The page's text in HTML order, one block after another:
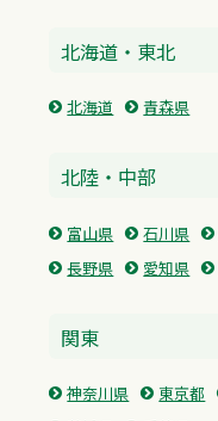
北海道・東北
北海道 青森県
北陸・中部
富山県 石川県
長野県
愛知県
関東
神奈川県 東京都